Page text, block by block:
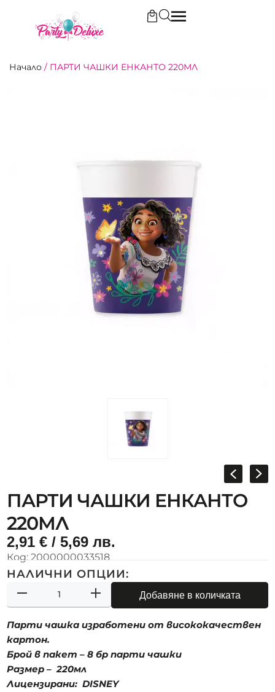
Начало / ПАРТИ ЧАШКИ ЕНКАНТО 220МЛ
ПАРТИ ЧАШКИ ЕНКАНТО
220МЛ
2,91€ / 5,69 лв.
Код: 2000000033518
НАЛИЧНИ ОПЦИИ:
Добавяне в количката
Парти чашка изработени от висококачествен
картон.
Брой в пакет – 8 бр парти чашки
Размер – 220мл
Лицензирани: DISNEY